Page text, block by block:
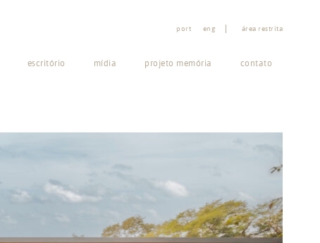
escritório mídia projeto memória contato
port eng área restrita